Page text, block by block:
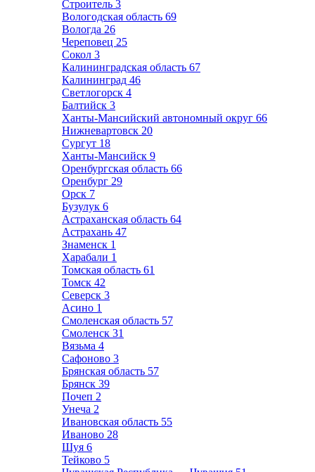
Строитель 3
Вологодская область 69
Вологда 26
Череповец 25
Сокол 3
Калининградская область 67
Калининград 46
Светлогорск 4
Балтийск 3
Ханты-Мансийский автономный округ 66
Нижневартовск 20
Сургут 18
Ханты-Мансийск 9
Оренбургская область 66
Оренбург 29
Орск 7
Бузулук 6
Астраханская область 64
Астрахань 47
Знаменск 1
Харабали 1
Томская область 61
Томск 42
Северск 3
Асино 1
Смоленская область 57
Смоленск 31
Вязьма 4
Сафоново 3
Брянская область 57
Брянск 39
Почеп 2
Унеча 2
Ивановская область 55
Иваново 28
Шуя 6
Тейково 5